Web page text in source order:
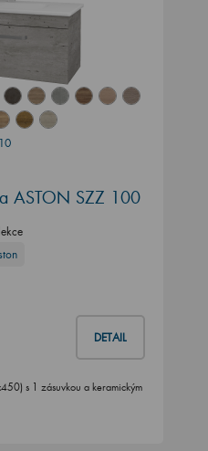
ASTON SZZ 100
DETAIL
s 1 zásuvkou a keramickým